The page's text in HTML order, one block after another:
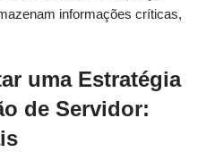
informações críticas,
uma Estratégia
de Servidor: